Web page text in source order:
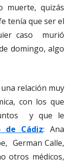
muerte, quizás
tenía que ser el
caso murió
domingo, algo
relación muy
con los que
y que le
de Cádiz: Ana
German Calle,
otros médicos,